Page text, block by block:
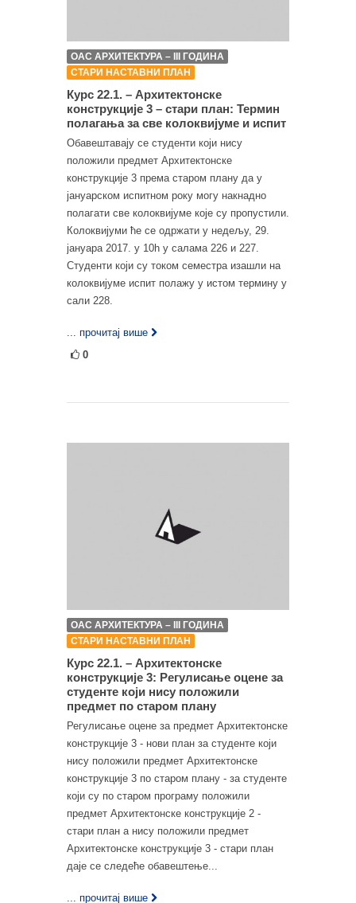
ОАС АРХИТЕКТУРА – III ГОДИНА
СТАРИ НАСТАВНИ ПЛАН
Курс 22.1. – Архитектонске
конструкције 3 – стари план: Термин
полагања за све колоквијуме и испит
Обавештавају се студенти који нису
положили предмет Архитектонске
конструкције 3 према старом плану да у
јануарском испитном року могу накнадно
полагати све колоквијуме које су пропустили.
Колоквијуми ће се одржати у недељу, 29.
јануара 2017. у 10h у салама 226 и 227.
Студенти који су током семестра изашли на
колоквијуме испит полажу у истом термину у
сали 228.
... прочитај више
0
ОАС АРХИТЕКТУРА – III ГОДИНА
СТАРИ НАСТАВНИ ПЛАН
Курс 22.1. – Архитектонске
конструкције 3: Регулисање оцене за
студенте који нису положили
предмет по старом плану
Регулисање оцене за предмет Архитектонске
конструкције 3 - нови план за студенте који
нису положили предмет Архитектонске
конструкције 3 по старом плану - за студенте
који су по старом програму положили
предмет Архитектонске конструкције 2 -
стари план а нису положили предмет
Архитектонске конструкције 3 - стари план
даје се следеће обавештење...
... прочитај више